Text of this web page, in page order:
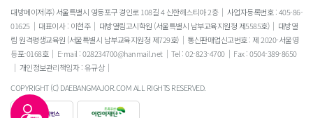
대방메이저(주) 서울특별시 영등포구 경인로 108길 4 신한헤스티아 2층
사업자등록번호 : 405-86-
01625
대표이사 : 이현주 대방열림고시학원 (서울특별시 남부교육지원청 제5585호)
대방열
림 원격평생교육원 (서울특별시 남부교육지원청 제729호)
통신판매업신고번호 : 제 2020-서울영
등포-0168호
E-mail : 028234700@hanmail.net Tel : 02-823-4700
Fax : 0504-389-8650
개인정보관리책임자 : 유규상
COPYRIGHT (C) DAEBANGMAJOR.COM ALL RIGHTS RESERVED.